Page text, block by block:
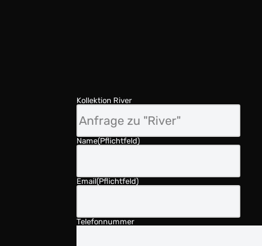
Kollektion River
Name(Pflichtfeld)
Email(Pflichtfeld)
Telefonnummer